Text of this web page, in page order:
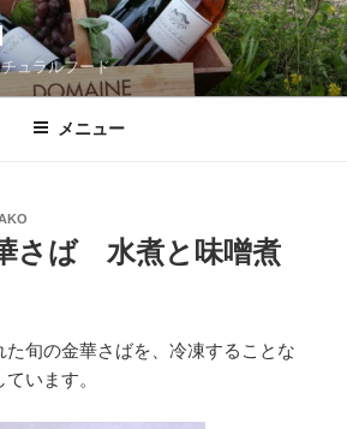
ュラルフード
メニュー
さば 水煮と味噌煮
旬の金華さばを、冷凍することな
います。